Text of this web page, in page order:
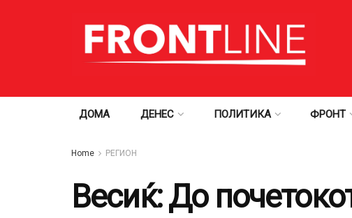
ДОМА ДЕНЕС ПОЛИТИКА ФРОНТ
Home РЕГИОН
Весиќ: До